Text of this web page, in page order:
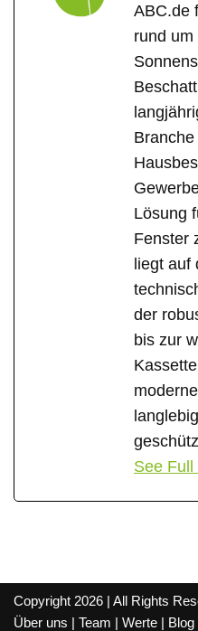
ABC.de
rund um
Lösung
Fenster
liegt auf
der
bis zur
See Full
Copyright 2026 | All Rights
Über uns | Team | Werte | Blog